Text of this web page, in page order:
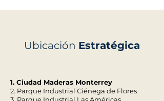
Ubicación Estratégica
1. Ciudad Maderas Monterrey
2. Parque Industrial Ciénega de Flores